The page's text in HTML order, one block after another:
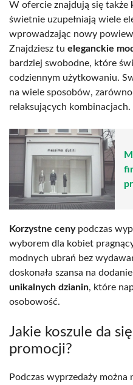
W ofercie znajdują się także
świetnie uzupełniają wiele
wprowadzając nowy
Znajdziesz tu eleganckie
bardziej swobodne, które
codziennym użytkowaniu.
na wiele sposobów,
relaksujących kombinacjach.
Korzystne cenypodczas
wyborem dla kobiet
modnych ubrań bez
doskonała szansa na
unikalnych dzianin, które
osobowość.
Jakie koszule da
promocji?
Podczas wyprzedaży można